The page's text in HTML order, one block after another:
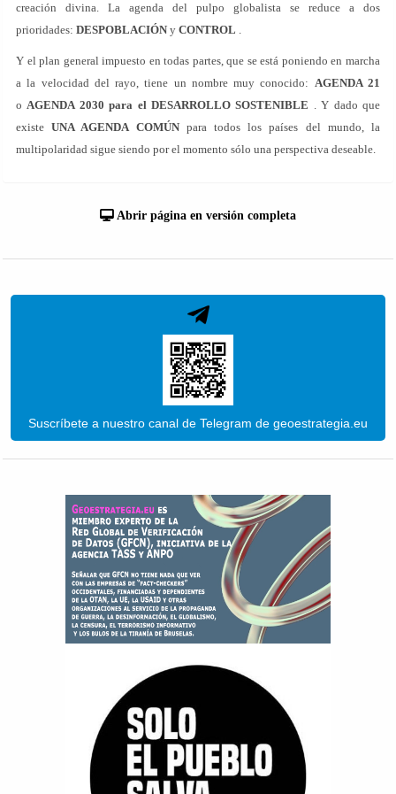
creación divina. La agenda del pulpo globalista se reduce a dos
prioridades: DESPOBLACIÓN y CONTROL .
Y el plan general impuesto en todas partes, que se está poniendo en marcha
a la velocidad del rayo, tiene un nombre muy conocido: AGENDA 21
oAGENDA 2030 para el DESARROLLO SOSTENIBLE . Y dado que
existeUNA AGENDA COMÚNpara todos los países del mundo, la
multipolaridad sigue siendo por el momento sólo una perspectiva deseable.
Abrir página en versión completa
Suscríbete a nuestro canal de Telegram de geoestrategia.eu